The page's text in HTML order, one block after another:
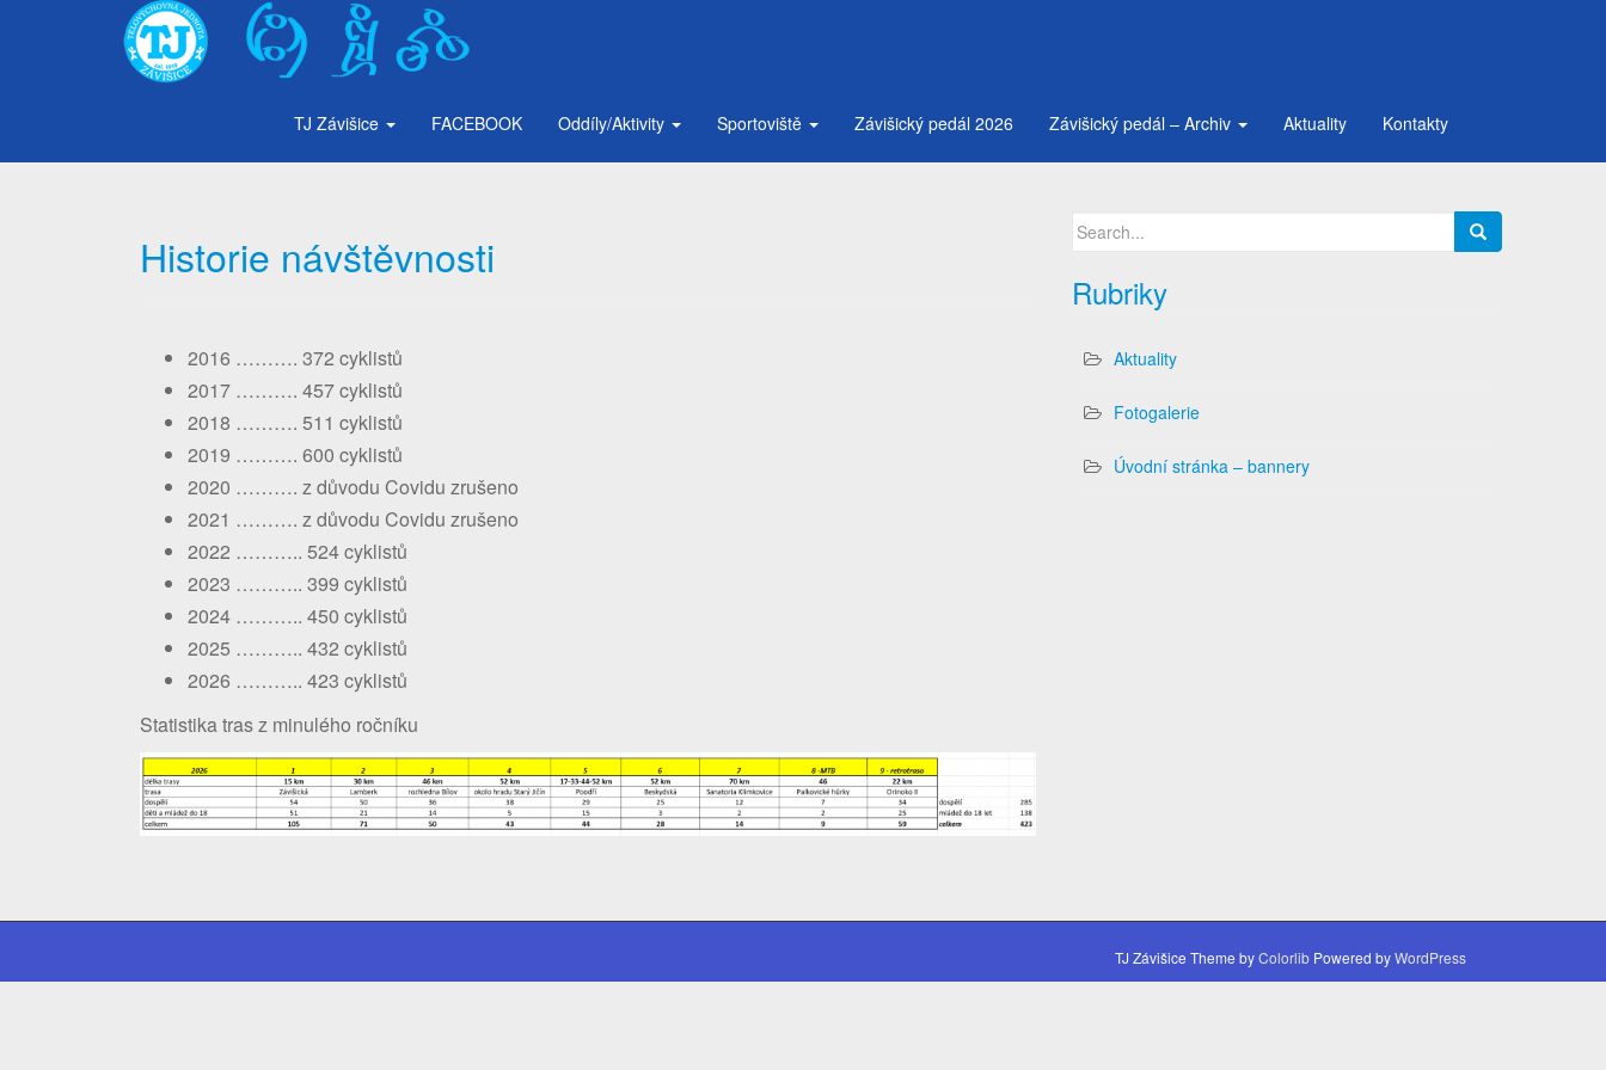
TJ Závišice FACEBOOK Oddíly/Aktivity Sportoviště Závišický pedál 2026 Závišický pedál – Archiv Aktuality Kontakty
Historie návštěvnosti
2016 ………. 372 cyklistů
2017 ………. 457 cyklistů
2018 ………. 511 cyklistů
2019 ………. 600 cyklistů
2020 ………. z důvodu Covidu zrušeno
2021 ………. z důvodu Covidu zrušeno
2022 ……….. 524 cyklistů
2023 ……….. 399 cyklistů
2024 ……….. 450 cyklistů
2025 ……….. 432 cyklistů
2026 ……….. 423 cyklistů
Statistika tras z minulého ročníku
Search
Rubriky
Aktuality
Fotogalerie
Úvodní stránka – bannery
TJ Závišice Theme byColorlib Powered byWordPress